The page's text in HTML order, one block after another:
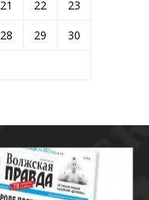
21 22
23
28 29
30